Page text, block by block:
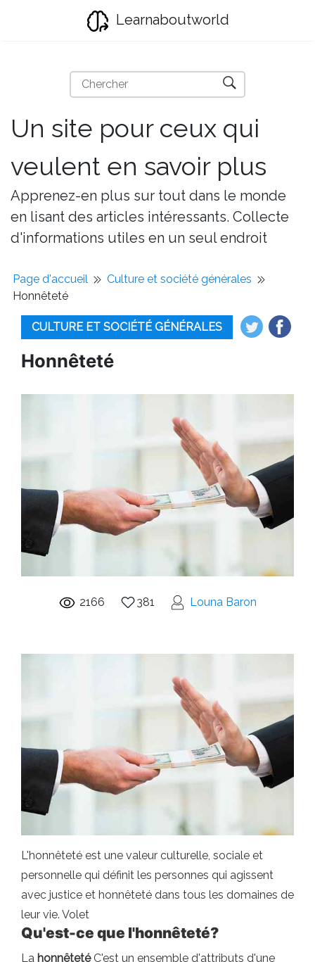
Learnaboutworld
Un site pour ceux qui
veulent en savoir plus
Apprenez-en plus sur tout dans le monde
en lisant des articles intéressants. Collecte
d'informations utiles en un seul endroit
Page d'accueil
Culture et société générales
Honnêteté
CULTURE ET SOCIÉTÉ GÉNÉRALES
Honnêteté
2166 381 Louna Baron
L'honnêteté est une valeur culturelle, sociale et
personnelle qui définit les personnes qui agissent
avec justice et honnêteté dans tous les domaines de
leur vie. Volet
Qu'est-ce que l'honnêteté?
La honnêtetéC'est un ensemble d'attributs d'une